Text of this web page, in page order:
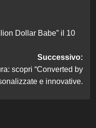
Dollar Babe” il 10
Successivo:
scopri “Converted by
e innovative.